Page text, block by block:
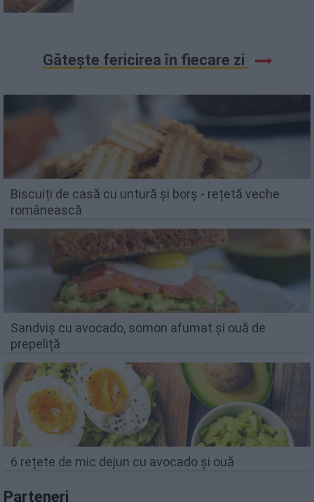
Gătește fericirea în fiecare zi
Biscuiți de casă cu untură și borș - rețetă veche
românească
Sandviș cu avocado, somon afumat și ouă de
prepeliță
6 rețete de mic dejun cu avocado și ouă
Parteneri